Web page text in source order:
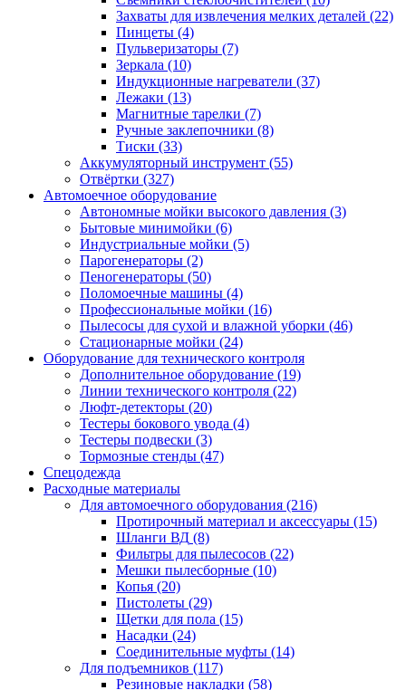
Захваты для извлечения мелких деталей (22)
Пинцеты (4)
Пульверизаторы (7)
Зеркала (10)
Индукционные нагреватели (37)
Лежаки (13)
Магнитные тарелки (7)
Ручные заклепочники (8)
Тиски (33)
Аккумуляторный инструмент (55)
Отвёртки (327)
Автомоечное оборудование
Автономные мойки высокого давления (3)
Бытовые минимойки (6)
Индустриальные мойки (5)
Парогенераторы (2)
Пеногенераторы (50)
Поломоечные машины (4)
Профессиональные мойки (16)
Пылесосы для сухой и влажной уборки (46)
Стационарные мойки (24)
Оборудование для технического контроля
Дополнительное оборудование (19)
Линии технического контроля (22)
Люфт-детекторы (20)
Тестеры бокового увода (4)
Тестеры подвески (3)
Тормозные стенды (47)
Спецодежда
Расходные материалы
Для автомоечного оборудования (216)
Протирочный материал и аксессуары (15)
Шланги ВД (8)
Фильтры для пылесосов (22)
Мешки пылесборные (10)
Копья (20)
Пистолеты (29)
Щетки для пола (15)
Насадки (24)
Соединительные муфты (14)
Для подъемников (117)
Резиновые накладки (58)